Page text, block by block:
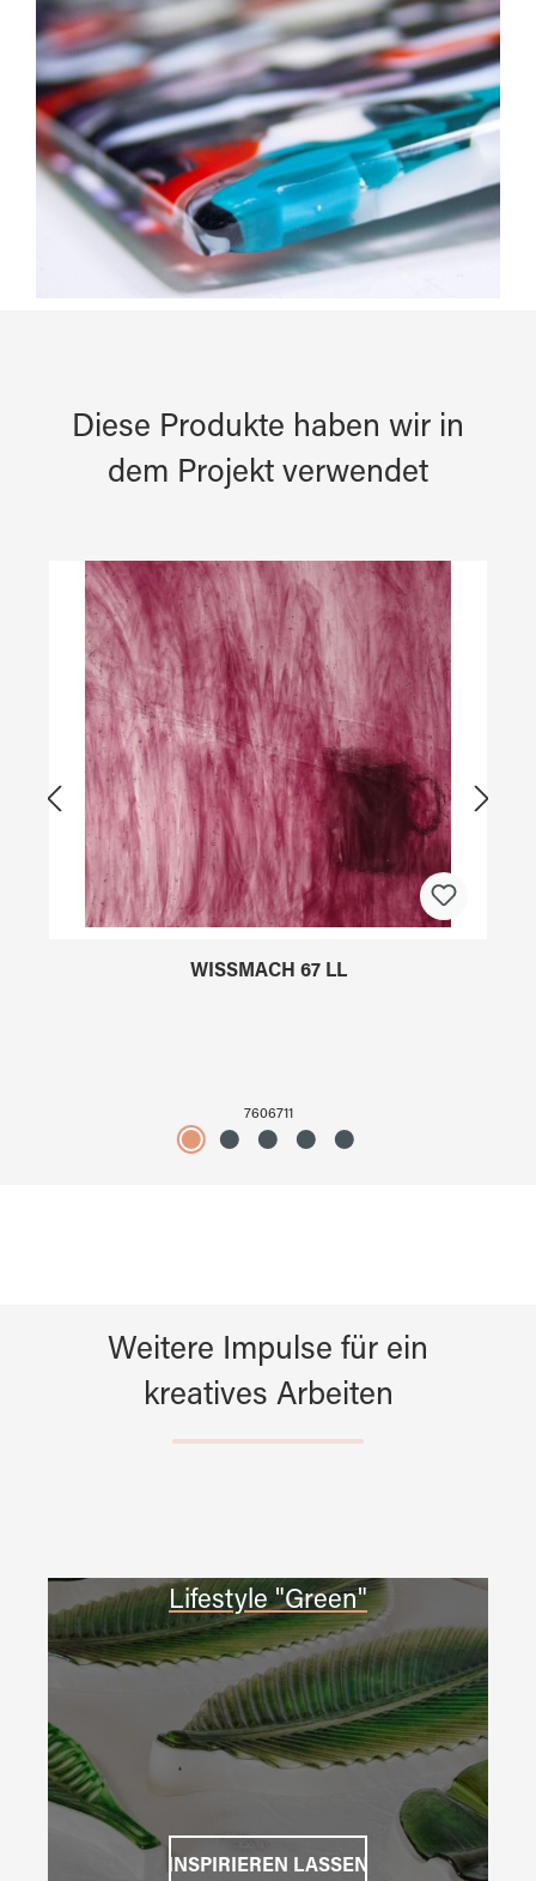
Diese Produkte haben wir in
dem Projekt verwendet
Produktgalerie überspringen
WISSMACH 67 LL
7606711
Weitere Impulse für ein
kreatives Arbeiten
Lifestyle "Green"
INSPIRIEREN LASSEN